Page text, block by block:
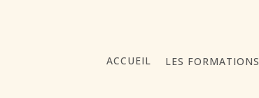
ACCUEIL LES FORMATIONS